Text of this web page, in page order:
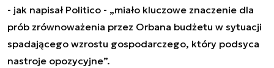
- jak napisał Politico - „miało kluczowe znaczenie dla
prób zrównoważenia przez Orbana budżetu w sytuacji
spadającego wzrostu gospodarczego, który podsyca
nastroje opozycyjne”.